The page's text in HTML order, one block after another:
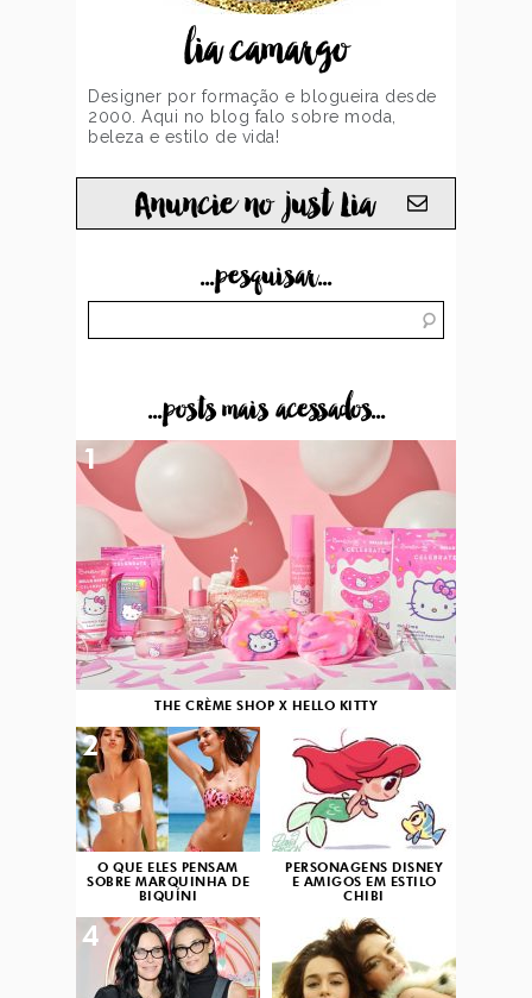
lia camargo
Designer por formação e blogueira desde
2000. Aqui no blog falo sobre moda,
beleza e estilo de vida!
Anuncie no just Lia
...pesquisar...
...posts mais acessados...
THE CRÈME SHOP X HELLO KITTY
1
O QUE ELES PENSAM
SOBRE MARQUINHA DE
BIQUÍNI
2
PERSONAGENS DISNEY
E AMIGOS EM ESTILO
CHIBI
3
4